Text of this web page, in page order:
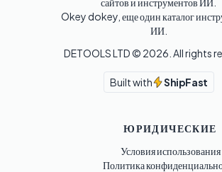
Okey dokey, еще один каталог
ИИ.
DETOOLS LTD © 2026 . All rights
Built with ShipFast
ЮРИДИЧЕСКИЕ
Условия использования
Политика